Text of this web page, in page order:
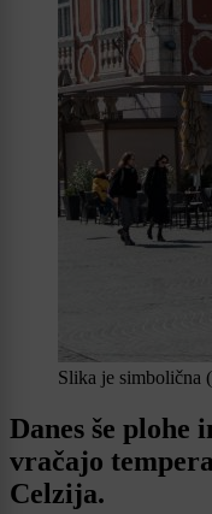
Slika je simbolična
Danes še plohe
vračajo
Celzija.